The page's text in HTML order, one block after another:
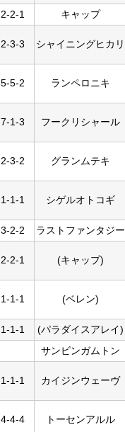
2-2-1 キャップ
2-3-3 シャイニングヒカリ
5-5-2 ランペロニキ
7-1-3 フークリシャール
2-3-2 グランムテキ
1-1-1 シゲルオトコギ
3-2-2 ラストファンタジー
2-2-1 (キャップ)
1-1-1 (ベレン)
1-1-1
(パラダイスアレイ)
サンビンガムトン
1-1-1 カイジンウェーヴ
4-4-4 トーセンアルル